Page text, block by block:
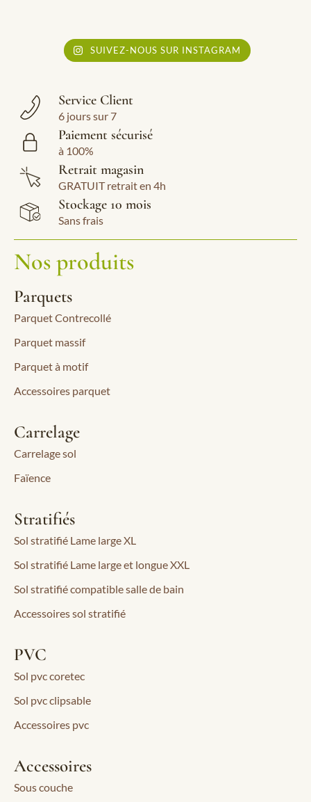
SUIVEZ-NOUS SUR INSTAGRAM
Service Client
6 jours sur 7
Paiement sécurisé
à 100%
Retrait magasin
GRATUIT retrait en 4h
Stockage 10 mois
Sans frais
Nos produits
Parquets
Parquet Contrecollé
Parquet massif
Parquet à motif
Accessoires parquet
Carrelage
Carrelage sol
Faïence
Stratifiés
Sol stratifié Lame large XL
Sol stratifié Lame large et longue XXL
Sol stratifié compatible salle de bain
Accessoires sol stratifié
PVC
Sol pvc coretec
Sol pvc clipsable
Accessoires pvc
Accessoires
Sous couche